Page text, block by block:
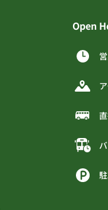
Open